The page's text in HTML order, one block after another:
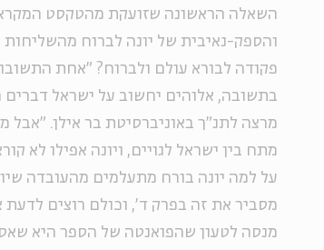
השאלה הראשונה שזועקת מהטקסט
והספק-נאיבית של יונה לברוח
פקודה לבורא עולם ולברוח? "אחת
בתשובה, אלוהים יחשוב על ישראל דברים
מרצה לתנ"ך באוניברסיטת בר אילן. "אבל
מתח בין ישראל לגויים, ויונה אפילו לא
על למה יונה בורח מתעלמים מהעובדה
מסביר את זה בפרק ד', וכולם רוצים
מנסה לטעון שהפואנטה של הספר היא